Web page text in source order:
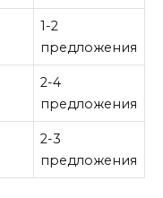
1-2
предложения
2-4
предложения
2-3
предложения